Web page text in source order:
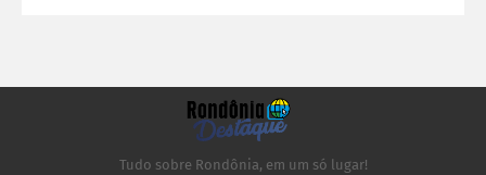
Tudo sobre Rondônia, em um só lugar!